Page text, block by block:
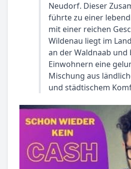
Neudorf. Dieser
führte zu einer
mit einer reichen
Wildenau liegt im
an der Waldnaab und
Einwohnern eine
Mischung aus
und städtischem